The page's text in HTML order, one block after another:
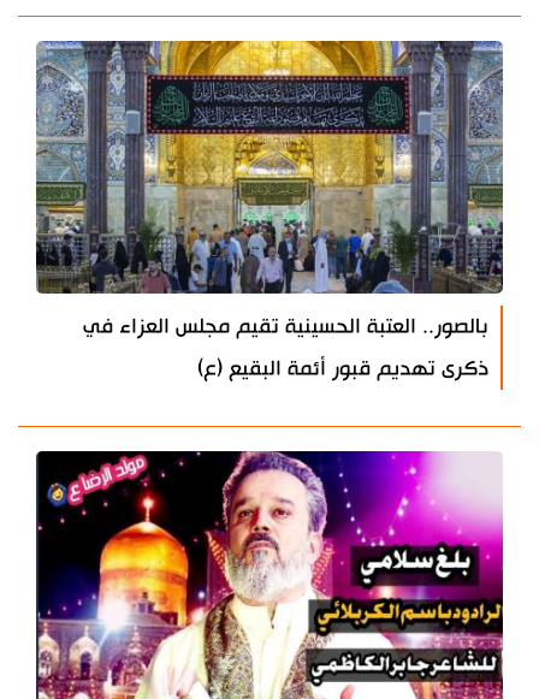
بالصور.. العتبة الحسينية تقيم مجلس العزاء في
ذكرى تهديم قبور أئمة البقيع (ع)